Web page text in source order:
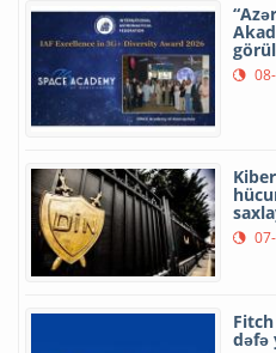
dəfə